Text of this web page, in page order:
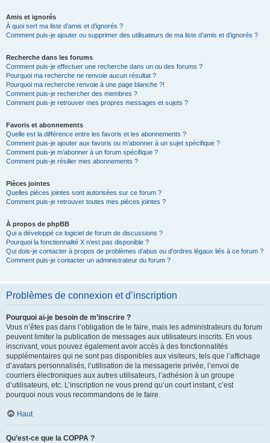
Amis et ignorés
À quoi sert ma liste d’amis et d’ignorés ?
Comment puis-je ajouter ou supprimer des utilisateurs de ma liste d’amis et d’ignorés ?
Recherche dans les forums
Comment puis-je effectuer une recherche dans un ou des forums ?
Pourquoi ma recherche ne renvoie aucun résultat ?
Pourquoi ma recherche renvoie à une page blanche ?!
Comment puis-je rechercher des membres ?
Comment puis-je retrouver mes propres messages et sujets ?
Favoris et abonnements
Quelle est la différence entre les favoris et les abonnements ?
Comment puis-je ajouter aux favoris ou m’abonner à un sujet spécifique ?
Comment puis-je m’abonner à un forum spécifique ?
Comment puis-je résilier mes abonnements ?
Pièces jointes
Quelles pièces jointes sont autorisées sur ce forum ?
Comment puis-je retrouver toutes mes pièces jointes ?
À propos de phpBB
Qui a développé ce logiciel de forum de discussions ?
Pourquoi la fonctionnalité X n’est pas disponible ?
Qui dois-je contacter à propos de problèmes d’abus ou d’ordres légaux liés à ce forum ?
Comment puis-je contacter un administrateur du forum ?
Problèmes de connexion et d’inscription
Pourquoi ai-je besoin de m’inscrire ?
Vous n’êtes pas dans l’obligation de le faire, mais les administrateurs du forum
peuvent limiter la publication de messages aux utilisateurs inscrits. En vous
inscrivant, vous pouvez également avoir accès à des fonctionnalités
supplémentaires qui ne sont pas disponibles aux visiteurs, tels que l’affichage
d’avatars personnalisés, l’utilisation de la messagerie privée, l’envoi de
courriers électroniques aux autres utilisateurs, l’adhésion à un groupe
d’utilisateurs, etc. L’inscription ne vous prend qu’un court instant, c’est
pourquoi nous vous recommandons de le faire.
Haut
Qu’est-ce que la COPPA ?